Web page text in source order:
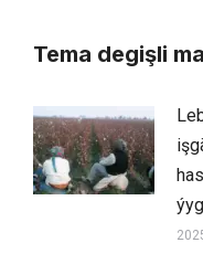
Tema degişli